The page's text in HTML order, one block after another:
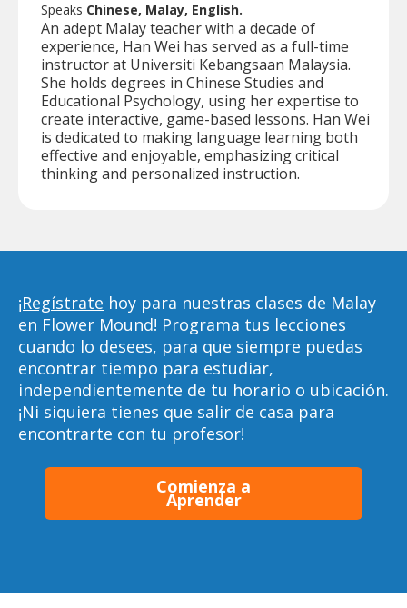
Speaks Chinese, Malay, English.
An adept Malay teacher with a decade of
experience, Han Wei has served as a full-time
instructor at Universiti Kebangsaan Malaysia.
She holds degrees in Chinese Studies and
Educational Psychology, using her expertise to
create interactive, game-based lessons. Han Wei
is dedicated to making language learning both
effective and enjoyable, emphasizing critical
thinking and personalized instruction.
¡Regístrate hoy para nuestras clases de Malay
en Flower Mound! Programa tus lecciones
cuando lo desees, para que siempre puedas
encontrar tiempo para estudiar,
independientemente de tu horario o ubicación.
¡Ni siquiera tienes que salir de casa para
encontrarte con tu profesor!
Comienza a
Aprender